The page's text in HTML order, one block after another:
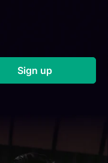
Sign up(opens in a